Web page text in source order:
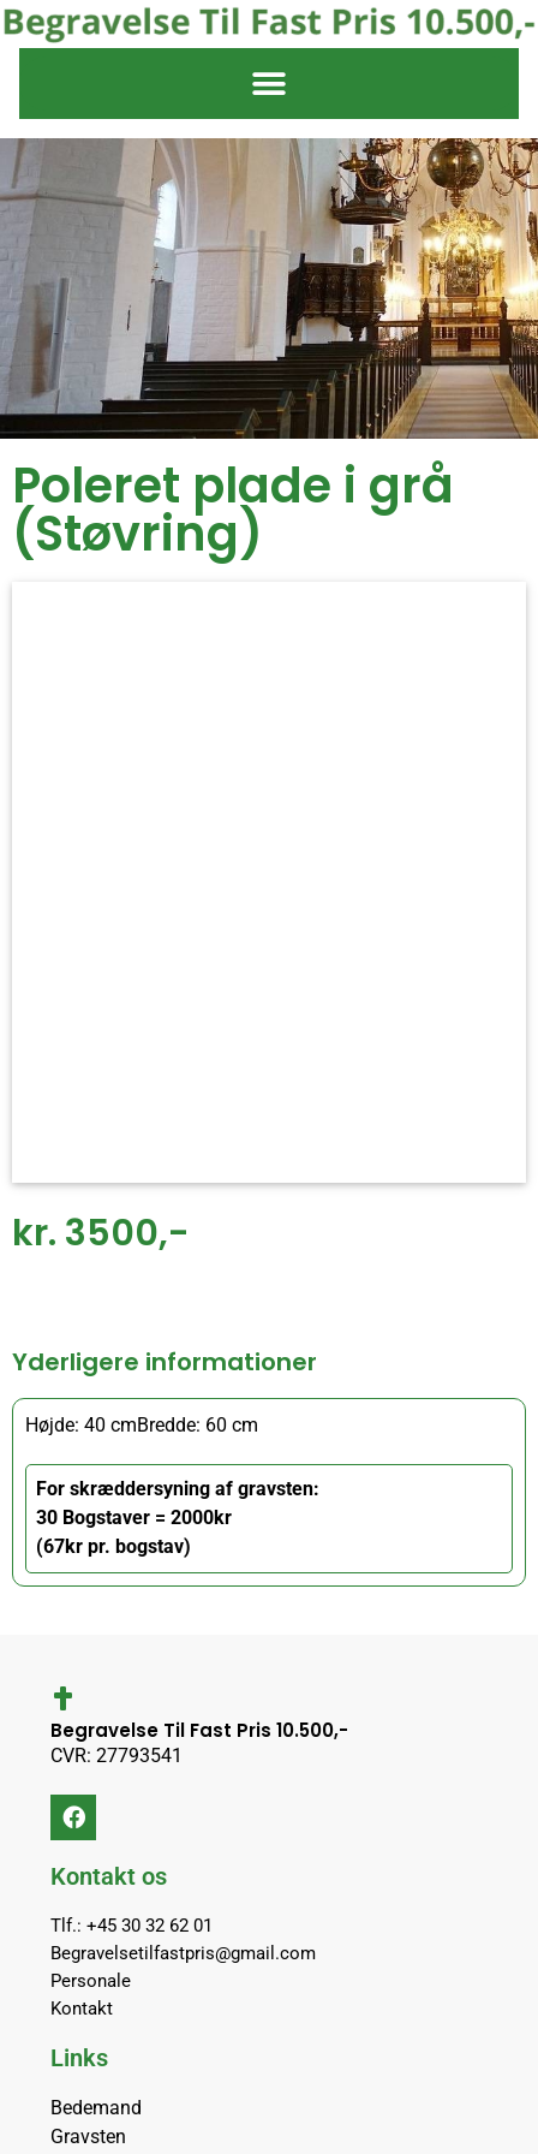
Poleret plade i grå
(Støvring)
kr. 3500,-
Yderligere informationer
Højde: 40 cmBredde: 60 cm
For skræddersyning af gravsten:
30 Bogstaver = 2000kr
(67kr pr. bogstav)
Begravelse Til Fast Pris 10.500,-
CVR: 27793541
Kontakt os
Tlf.: +45 30 32 62 01
Begravelsetilfastpris@gmail.com
Personale
Kontakt
Links
Bedemand
Gravsten